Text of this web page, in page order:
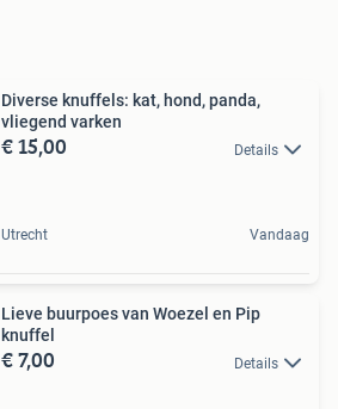
Diverse knuffels: kat, hond, panda,
vliegend varken
€ 15,00 Details
Utrecht Vandaag
Lieve buurpoes van Woezel en Pip
knuffel
€ 7,00 Details